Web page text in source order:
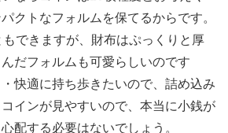
クトなフォルムを保てるからです。
できますが、財布はぷっくりと厚
だフォルムも可愛らしいのです
快適に持ち歩きたいので、詰め込み
インが見やすいので、本当に小銭が
配する必要はないでしょう。